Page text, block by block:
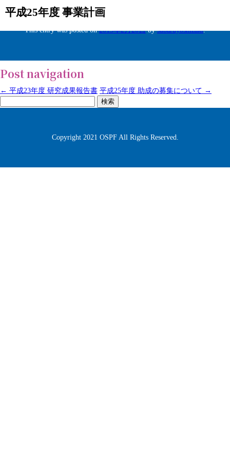
平成25年度 事業計画
This entry was posted on2013年2月20日bysubaruyoshizaki.
Post navigation
← 平成23年度 研究成果報告書 平成25年度 助成の募集について →
索:
Copyright 2021 OSPF All Rights Reserved.